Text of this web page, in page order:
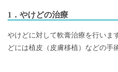
1．やけどの治療
やけどに対して軟膏治療を行いま
どには植皮（皮膚移植）などの手